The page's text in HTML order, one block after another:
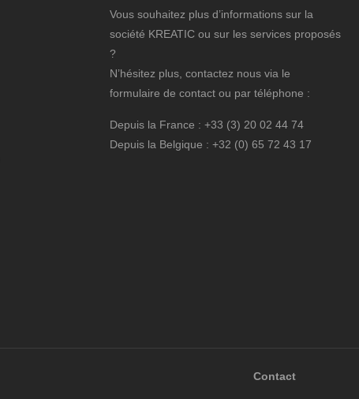
Vous souhaitez plus d’informations sur la
société KREATIC ou sur les services proposés
?
N’hésitez plus, contactez nous via le
formulaire de contact ou par téléphone :
Depuis la France : +33 (3) 20 02 44 74
Depuis la Belgique : +32 (0) 65 72 43 17
Contact